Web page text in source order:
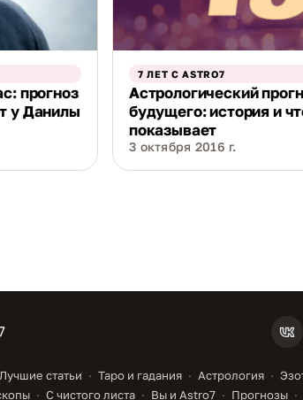
прогноз
у Данилы
7 ЛЕТ С ASTRO7
Астрологический
будущего: история и
показывает
3 октября 2016 г.
Лучшие статьи Таро и гадания Астрология
С чистого листа Вы и Astro7 Прогнозы